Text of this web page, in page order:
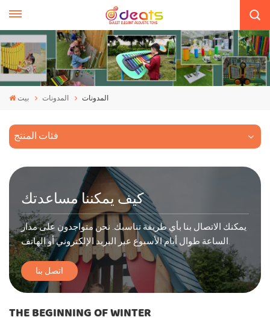
بيت المدونات المدونات
فئات المنتج
كيف يمكننا مساعدتك
يمكنك الاتصال بنا بأي طريقة تناسبك. نحن متواجدون على مدار
الساعة طوال أيام الأسبوع عبر البريد الإلكتروني أو الهاتف.
اتصل بنا
THE BEGINNING OF WINTER